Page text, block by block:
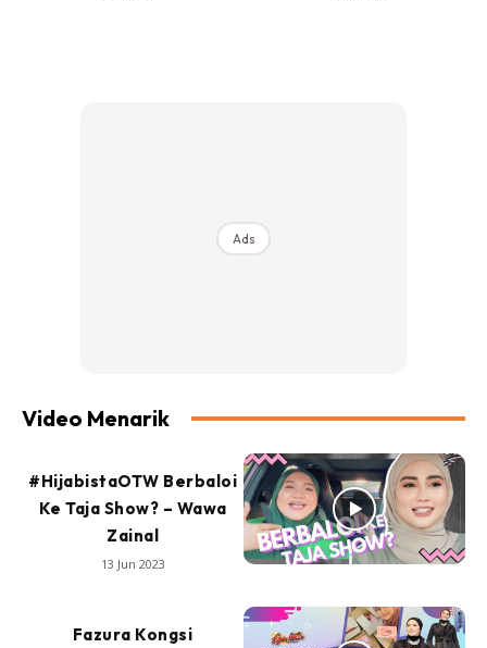
Ads
Video Menarik
#HijabistaOTW Berbaloi
Ke Taja Show? – Wawa
Zainal
13 Jun 2023
Fazura Kongsi